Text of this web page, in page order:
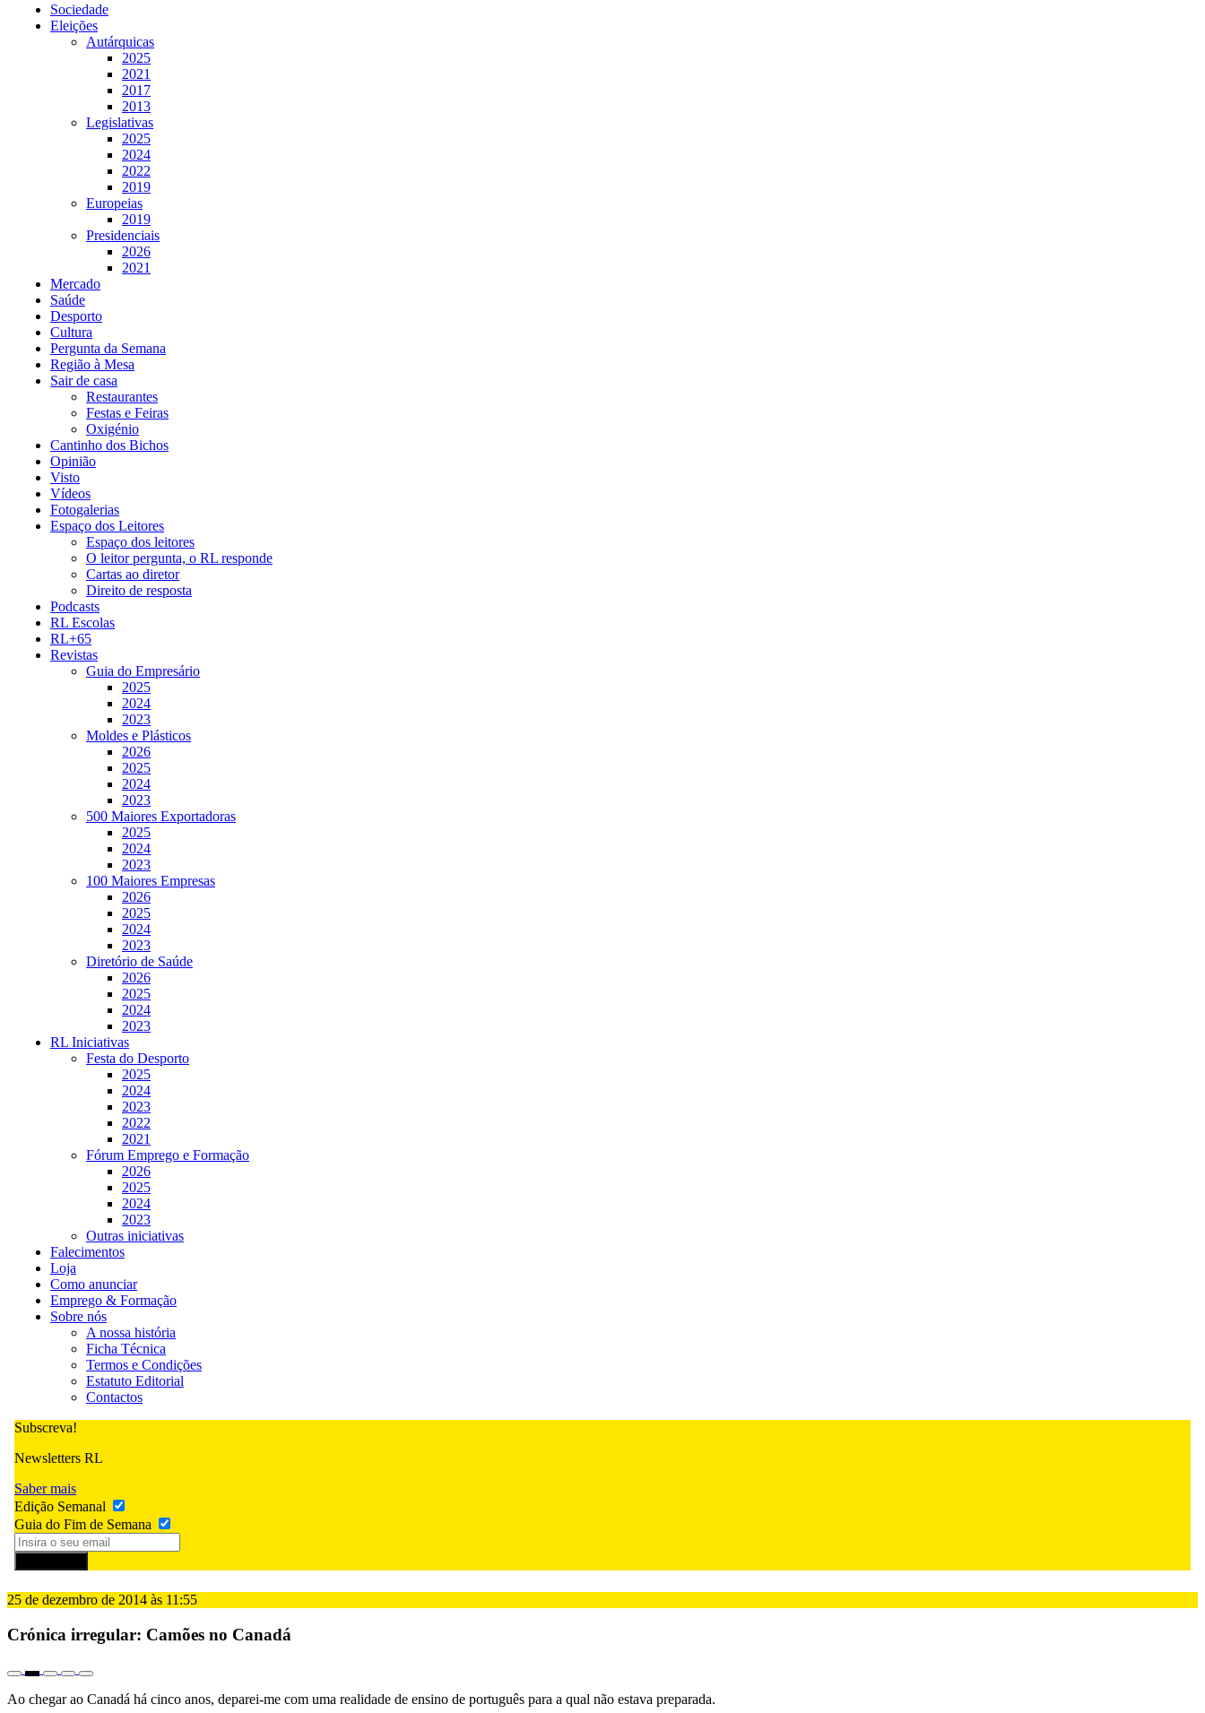
Sociedade
Eleições
Autárquicas
2025
2021
2017
2013
Legislativas
2025
2024
2022
2019
Europeias
2019
Presidenciais
2026
2021
Mercado
Saúde
Desporto
Cultura
Pergunta da Semana
Região à Mesa
Sair de casa
Restaurantes
Festas e Feiras
Oxigénio
Cantinho dos Bichos
Opinião
Visto
Vídeos
Fotogalerias
Espaço dos Leitores
Espaço dos leitores
O leitor pergunta, o RL responde
Cartas ao diretor
Direito de resposta
Podcasts
RL Escolas
RL+65
Revistas
Guia do Empresário
2025
2024
2023
Moldes e Plásticos
2026
2025
2024
2023
500 Maiores Exportadoras
2025
2024
2023
100 Maiores Empresas
2026
2025
2024
2023
Diretório de Saúde
2026
2025
2024
2023
RL Iniciativas
Festa do Desporto
2025
2024
2023
2022
2021
Fórum Emprego e Formação
2026
2025
2024
2023
Outras iniciativas
Falecimentos
Loja
Como anunciar
Emprego & Formação
Sobre nós
A nossa história
Ficha Técnica
Termos e Condições
Estatuto Editorial
Contactos
Subscreva!
Newsletters RL
Saber mais
Edição Semanal
Guia do Fim de Semana
25 de dezembro de 2014 às 11:55
Crónica irregular: Camões no Canadá
Ao chegar ao Canadá há cinco anos, deparei-me com uma realidade de ensino de português para a qual não estava preparada.